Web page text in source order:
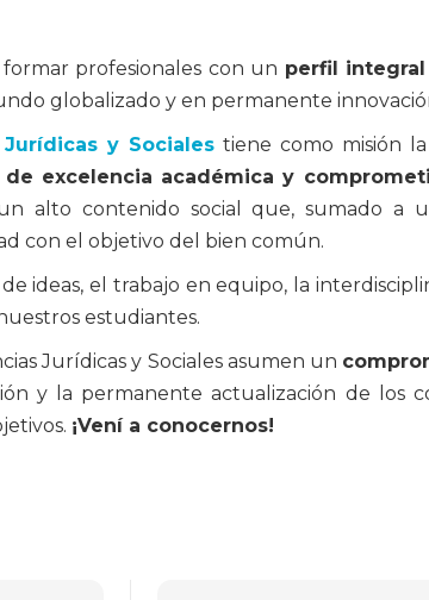
profesionales con un perfil
globalizado y en permanente
y Sociales tiene como misión la
excelencia académica y
alto contenido social que, sumado a
con el objetivo del bien común.
ideas, el trabajo en equipo, la
estudiantes.
Jurídicas y Sociales asumen un
y la permanente actualización de los
¡Vení a conocernos!